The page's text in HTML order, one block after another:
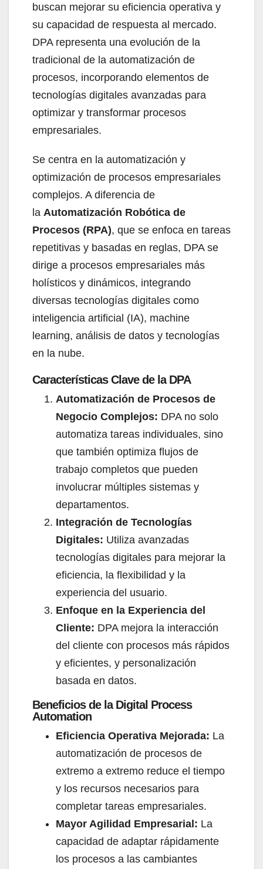
buscan mejorar su eficiencia operativa y
su capacidad de respuesta al mercado.
DPA representa una evolución de la
tradicional de la automatización de
procesos, incorporando elementos de
tecnologías digitales avanzadas para
optimizar y transformar procesos
empresariales.
Se centra en la automatización y
optimización de procesos empresariales
complejos. A diferencia de
la Automatización Robótica de
Procesos (RPA), que se enfoca en tareas
repetitivas y basadas en reglas, DPA se
dirige a procesos empresariales más
holísticos y dinámicos, integrando
diversas tecnologías digitales como
inteligencia artificial (IA), machine
learning, análisis de datos y tecnologías
en la nube.
Características Clave de la DPA​
Automatización de Procesos de
Negocio Complejos: DPA no solo
automatiza tareas individuales, sino
que también optimiza flujos de
trabajo completos que pueden
involucrar múltiples sistemas y
departamentos.
Integración de Tecnologías
Digitales: Utiliza avanzadas
tecnologías digitales para mejorar la
eficiencia, la flexibilidad y la
experiencia del usuario.
Enfoque en la Experiencia del
Cliente: DPA mejora la interacción
del cliente con procesos más rápidos
y eficientes, y personalización
basada en datos.
Beneficios de la Digital Process
Automation​
Eficiencia Operativa Mejorada: La
automatización de procesos de
extremo a extremo reduce el tiempo
y los recursos necesarios para
completar tareas empresariales.
Mayor Agilidad Empresarial: La
capacidad de adaptar rápidamente
los procesos a las cambiantes